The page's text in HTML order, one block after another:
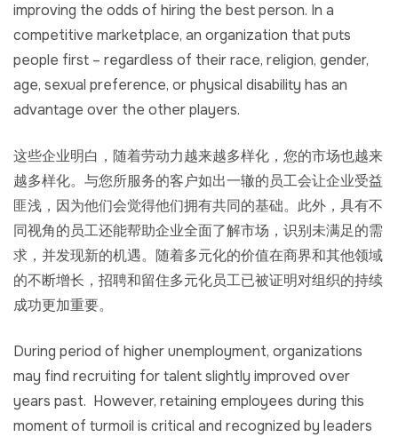
improving the odds of hiring the best person. In a
competitive marketplace, an organization that puts
people first – regardless of their race, religion, gender,
age, sexual preference, or physical disability has an
advantage over the other players.
这些企业明白，随着劳动力越来越多样化，您的市场也越来
越多样化。与您所服务的客户如出一辙的员工会让企业受益
匪浅，因为他们会觉得他们拥有共同的基础。此外，具有不
同视角的员工还能帮助企业全面了解市场，识别未满足的需
求，并发现新的机遇。随着多元化的价值在商界和其他领域
的不断增长，招聘和留住多元化员工已被证明对组织的持续
成功更加重要。
During period of higher unemployment, organizations
may find recruiting for talent slightly improved over
years past. However, retaining employees during this
moment of turmoil is critical and recognized by leaders